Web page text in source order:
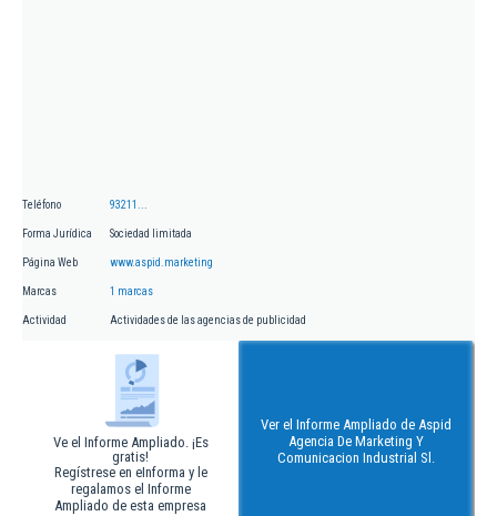
Teléfono 93211...
Forma Jurídica Sociedad limitada
Página Web www.aspid.marketing
Marcas 1 marcas
Actividad Actividades de las agencias de publicidad
Ve el Informe Ampliado. ¡Es
gratis!
Regístrese en eInforma y le
regalamos el Informe
Ampliado de esta empresa
Ver el Informe Ampliado de Aspid
Agencia De Marketing Y
Comunicacion Industrial Sl.